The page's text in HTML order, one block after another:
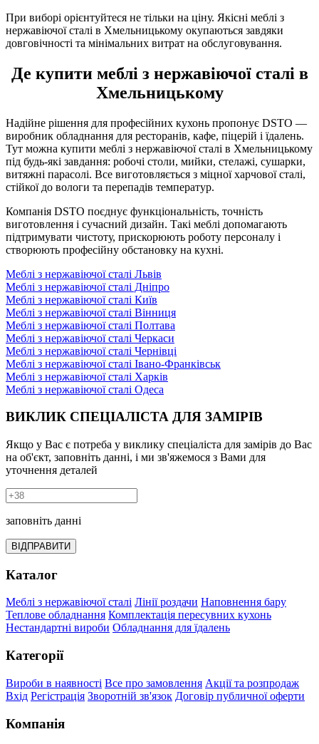
При виборі орієнтуйтеся не тільки на ціну. Якісні меблі з
нержавіючої сталі в Хмельницькому окупаються завдяки
довговічності та мінімальних витрат на обслуговування.
Де купити меблі з нержавіючої сталі в
Хмельницькому
Надійне рішення для професійних кухонь пропонує DSTO —
виробник обладнання для ресторанів, кафе, піцерій і їдалень.
Тут можна купити меблі з нержавіючої сталі в Хмельницькому
під будь-які завдання: робочі столи, мийки, стелажі, сушарки,
витяжні парасолі. Все виготовляється з міцної харчової сталі,
стійкої до вологи та перепадів температур.
Компанія DSTO поєднує функціональність, точність
виготовлення і сучасний дизайн. Такі меблі допомагають
підтримувати чистоту, прискорюють роботу персоналу і
створюють професійну обстановку на кухні.
Меблі з нержавіючої сталі Львів
Меблі з нержавіючої сталі Дніпро
Меблі з нержавіючої сталі Київ
Меблі з нержавіючої сталі Вінниця
Меблі з нержавіючої сталі Полтава
Меблі з нержавіючої сталі Черкаси
Меблі з нержавіючої сталі Чернівці
Меблі з нержавіючої сталі Івано-Франківськ
Меблі з нержавіючої сталі Харків
Меблі з нержавіючої сталі Одеса
ВИКЛИК СПЕЦІАЛІСТА ДЛЯ ЗАМІРІВ
Якщо у Вас є потреба у виклику спеціаліста для замірів до Вас
на об'єкт, заповніть данні, і ми зв'яжемося з Вами для
уточнення деталей
заповніть данні
ВІДПРАВИТИ
Каталог
Меблі з нержавіючої сталі Лінії роздачи Наповнення бару
Теплове обладнання Комплектація пересувних кухонь
Нестандартні вироби Обладнання для їдалень
Категорії
Вироби в наявності Все про замовлення Акції та розпродаж
Вхід Регістрація Зворотній зв'язок Договір публичної оферти
Компанія